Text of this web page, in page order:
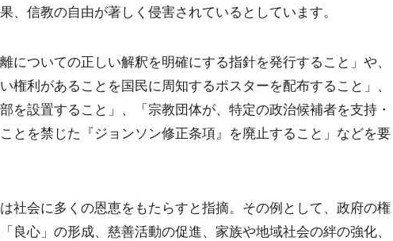
、信教の自由が著しく侵害されているとしています。
についての正しい解釈を明確にする指針を発行すること」や、
権利があることを国民に周知するポスターを配布すること」、
を設置すること」、「宗教団体が、特定の政治候補者を支持・
とを禁じた『ジョンソン修正条項』を廃止すること」などを要
社会に多くの恩恵をもたらすと指摘。その例として、政府の権
良心」の形成、慈善活動の促進、家族や地域社会の絆の強化、